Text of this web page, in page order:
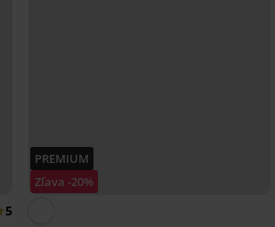
5
PREMIUM
Zľava -20%